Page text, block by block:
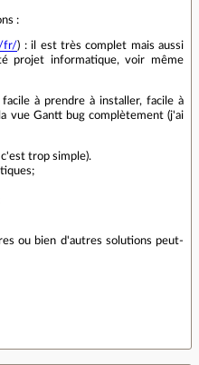
:
fr/) : il est très complet mais aussi
projet informatique, voir même
à prendre à installer, facile à
vue Gantt bug complètement (j'ai
trop simple).
ou bien d'autres solutions peut-